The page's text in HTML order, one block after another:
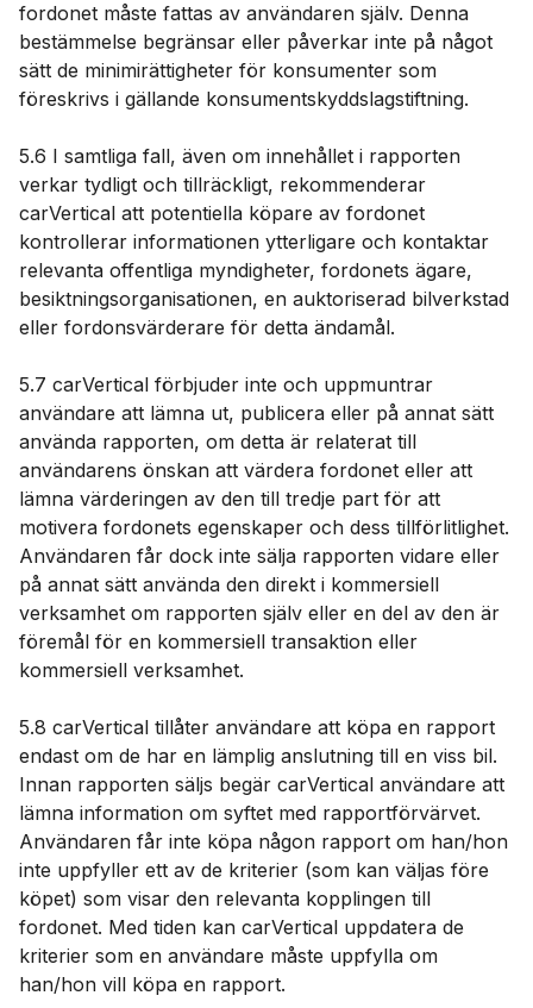
fordonet måste fattas av användaren själv. Denna
bestämmelse begränsar eller påverkar inte på något
sätt de minimirättigheter för konsumenter som
föreskrivs i gällande konsumentskyddslagstiftning.
5.6 I samtliga fall, även om innehållet i rapporten
verkar tydligt och tillräckligt, rekommenderar
carVertical att potentiella köpare av fordonet
kontrollerar informationen ytterligare och kontaktar
relevanta offentliga myndigheter, fordonets ägare,
besiktningsorganisationen, en auktoriserad bilverkstad
eller fordonsvärderare för detta ändamål.
5.7 carVertical förbjuder inte och uppmuntrar
användare att lämna ut, publicera eller på annat sätt
använda rapporten, om detta är relaterat till
användarens önskan att värdera fordonet eller att
lämna värderingen av den till tredje part för att
motivera fordonets egenskaper och dess tillförlitlighet.
Användaren får dock inte sälja rapporten vidare eller
på annat sätt använda den direkt i kommersiell
verksamhet om rapporten själv eller en del av den är
föremål för en kommersiell transaktion eller
kommersiell verksamhet.
5.8 carVertical tillåter användare att köpa en rapport
endast om de har en lämplig anslutning till en viss bil.
Innan rapporten säljs begär carVertical användare att
lämna information om syftet med rapportförvärvet.
Användaren får inte köpa någon rapport om han/hon
inte uppfyller ett av de kriterier (som kan väljas före
köpet) som visar den relevanta kopplingen till
fordonet. Med tiden kan carVertical uppdatera de
kriterier som en användare måste uppfylla om
han/hon vill köpa en rapport.